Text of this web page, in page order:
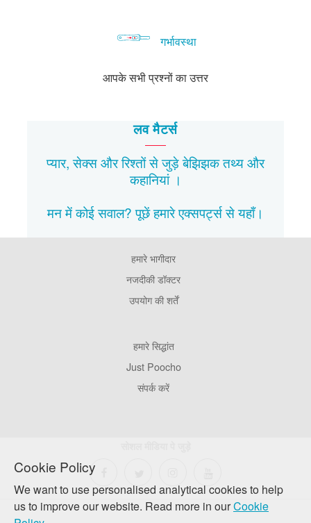
Cookie Policy
We want to use personalised analytical cookies to help
us to improve our website. Read more in ourCookie
गर्भावस्था
आपके सभी प्रश्नों का उत्तर
लव मैटर्स
प्यार, सेक्स और रिश्तों से जुड़े बेझिझकतथ्यऔर
कहानियां।
मन में कोई सवाल? पूछें हमारे एक्सपर्ट्स सेयहाँ।
हमारे भागीदार
नजदीकी डॉक्टर
उपयोग की शर्तें
हमारे सिद्धांत
Just Poocho
संपर्क करें